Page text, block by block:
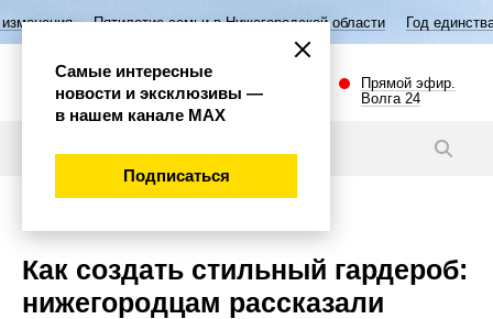
Пятилетие семьи в Нижегородской области Год единства народов
Прямой эфир.
Волга 24
Как создать стильный гардероб:
нижегородцам рассказали
Самые интересные
новости и эксклюзивы —
в нашем канале МАХ
Подписаться